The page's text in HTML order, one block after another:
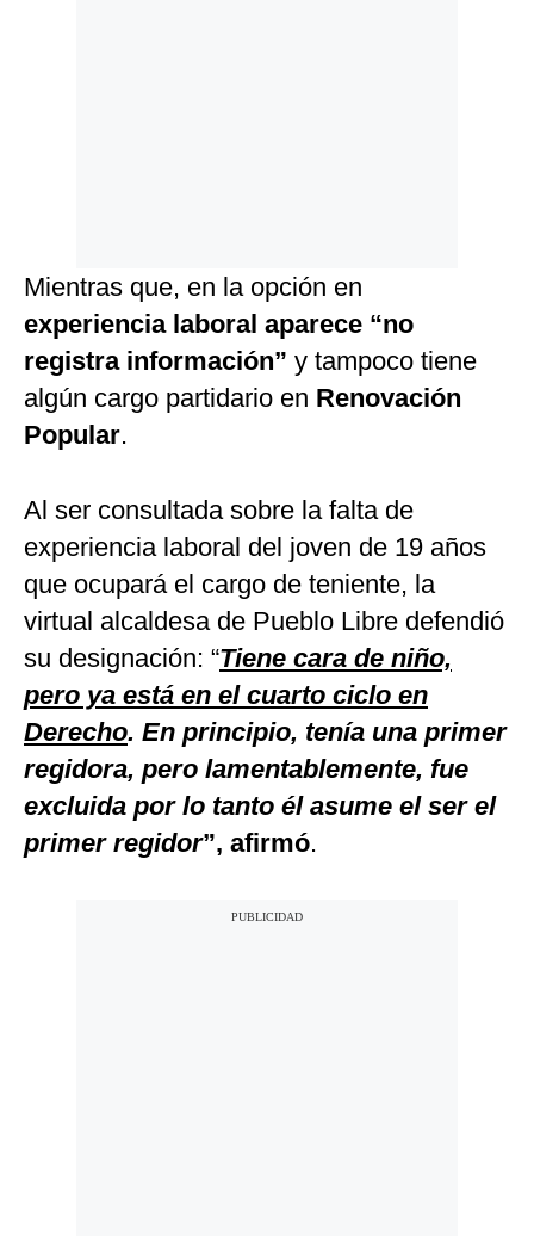
Mientras que, en la opción en
experiencia laboral aparece “no
registra información” y tampoco tiene
algún cargo partidario en Renovación
Popular.
Al ser consultada sobre la falta de
experiencia laboral del joven de 19 años
que ocupará el cargo de teniente, la
virtual alcaldesa de Pueblo Libre defendió
su designación: “Tiene cara de niño,
pero ya está en el cuarto ciclo en
Derecho. En principio, tenía una primer
regidora, pero lamentablemente, fue
excluida por lo tanto él asume el ser el
primer regidor”, afirmó.